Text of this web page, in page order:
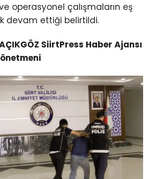
operasyonel çalışmaların eş
devam ettiği belirtildi.
SiirtPress Haber Ajansı